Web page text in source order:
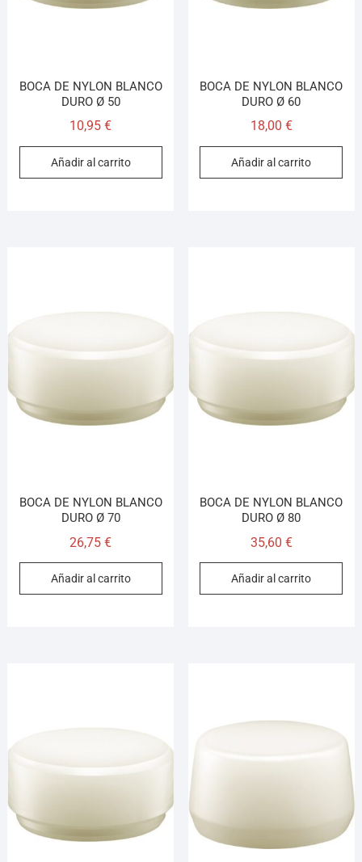
BOCA DE NYLON BLANCO
DURO Ø 50
10,95€
Añadir al carrito
BOCA DE NYLON BLANCO
DURO Ø 60
18,00 €
Añadir al carrito
BOCA DE NYLON BLANCO
DURO Ø 70
26,75€
Añadir al carrito
BOCA DE NYLON BLANCO
DURO Ø 80
35,60 €
Añadir al carrito